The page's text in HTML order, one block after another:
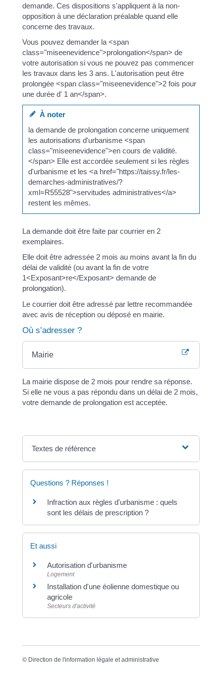
demande. Ces dispositions s'appliquent à la non-
opposition à une déclaration préalable quand elle
concerne des travaux.
Vous pouvez demander la <span
class="miseenevidence">prolongation</span> de
votre autorisation si vous ne pouvez pas commencer
les travaux dans les 3 ans. L'autorisation peut être
prolongée <span class="miseenevidence">2 fois pour
une durée d' 1 an</span>.
À noter
la demande de prolongation concerne uniquement
les autorisations d'urbanisme <span
class="miseenevidence">en cours de validité.
</span> Elle est accordée seulement si les règles
d'urbanisme et les <a href="https://taissy.fr/les-
demarches-administratives/?
xml=R55528">servitudes administratives</a>
restent les mêmes.
La demande doit être faite par courrier en 2
exemplaires.
Elle doit être adressée 2 mois au moins avant la fin du
délai de validité (ou avant la fin de votre
1<Exposant>re</Exposant> demande de
prolongation).
Le courrier doit être adressé par lettre recommandée
avec avis de réception ou déposé en mairie.
Où s’adresser ?
Mairie
La mairie dispose de 2 mois pour rendre sa réponse.
Si elle ne vous a pas répondu dans un délai de 2 mois,
votre demande de prolongation est acceptée.
Textes de référence
Questions ? Réponses !
Infraction aux règles d'urbanisme : quels
sont les délais de prescription ?
Et aussi
Autorisation d'urbanisme
Logement
Installation d'une éolienne domestique ou
agricole
Secteurs d'activité
© Direction de l'information légale et administrative